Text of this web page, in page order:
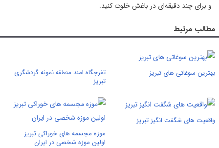
و برای چند دقیقه‌ای در باغش خلوت کنید.
مطالب مرتبط
بهترین سوغاتی های تبریز
تفرجگاه امند منطقه نمونه گردشگری
تبریز
واقعیت های شگفت انگیز تبریز
موزه مجسمه های خوراکی تبریز
اولین موزه شخصی در ایران